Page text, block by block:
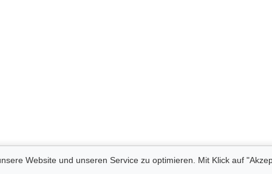
Website und unseren Service zu optimieren. Mit Klick auf